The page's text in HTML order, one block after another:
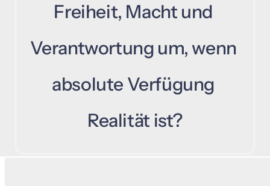
Freiheit, Macht
Verantwortung um,
absolute
Realität ist?